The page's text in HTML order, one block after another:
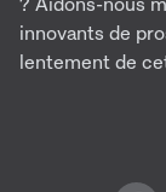
innovants de
lentement de